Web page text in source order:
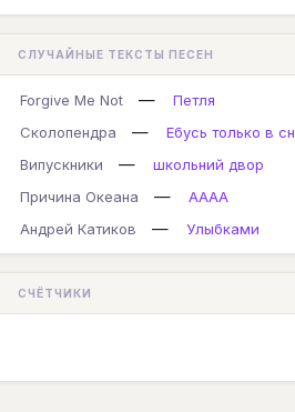
СЛУЧАЙНЫЕ ТЕКСТЫ ПЕСЕН
Forgive Me Not —
Петля
Сколопендра
—
Ебусь только в
Випускники
—
школьний двор
Причина Океана
—
АААА
Андрей Катиков
— Улыбками
СЧЁТЧИКИ